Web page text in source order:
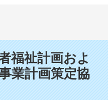
福祉計画およ
業計画策定協